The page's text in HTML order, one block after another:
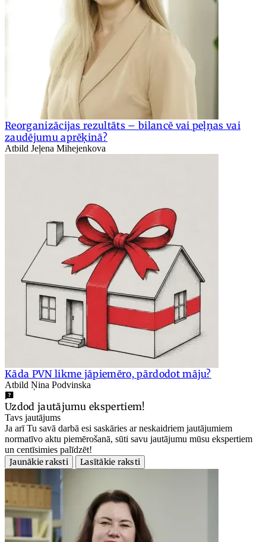
Reorganizācijas rezultāts – bilancē vai peļņas vai
zaudējumu aprēķinā?
Atbild Jeļena Mihejenkova
Kāda PVN likme jāpiemēro, pārdodot māju?
Atbild Ņina Podvinska
Uzdod jautājumu ekspertiem!
Tavs jautājums
Ja arī Tu savā darbā esi saskāries ar neskaidriem jautājumiem
normatīvo aktu piemērošanā, sūti savu jautājumu mūsu ekspertiem
un centīsimies palīdzēt!
Jaunākie raksti
Lasītākie raksti